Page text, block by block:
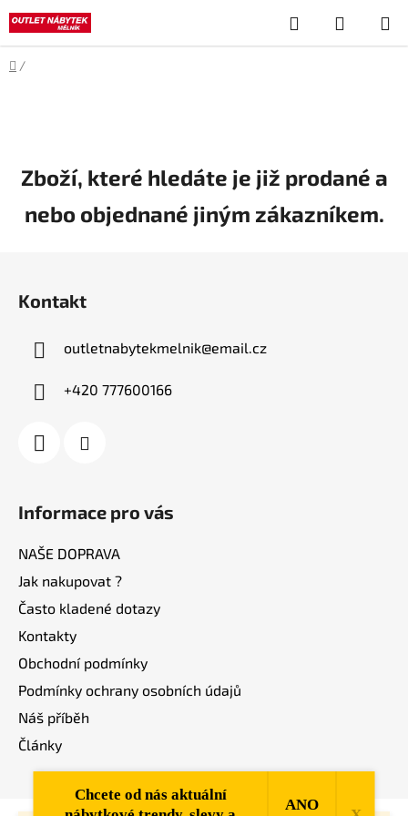
Přejít
na
obsah
Hledat
KOŠÍK
Domů
/
Zboží, které hledáte je již prodané a
nebo objednané jiným zákazníkem.
Kontakt
outletnabytekmelnik@email.cz
+420 777600166
Informace pro vás
NAŠE DOPRAVA
Jak nakupovat ?
Často kladené dotazy
Kontakty
Obchodní podmínky
Podmínky ochrany osobních údajů
Náš příběh
Články
Chcete od nás aktuální
ANO